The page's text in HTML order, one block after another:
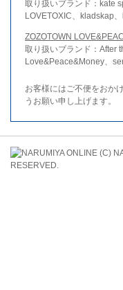
取り扱いブランド：kate
LOVETOXIC、kladskap
ZOZOTOWN
取り扱いブランド：After
Love&Peace&Money、
お客様にはご不便をおか
うお願い申し上げます。